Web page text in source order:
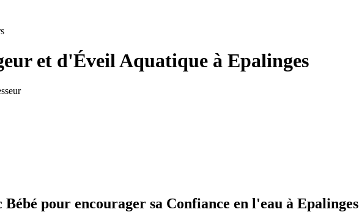
et d'Éveil Aquatique à Epalinges
pour encourager sa Confiance en l'eau à Epalinges